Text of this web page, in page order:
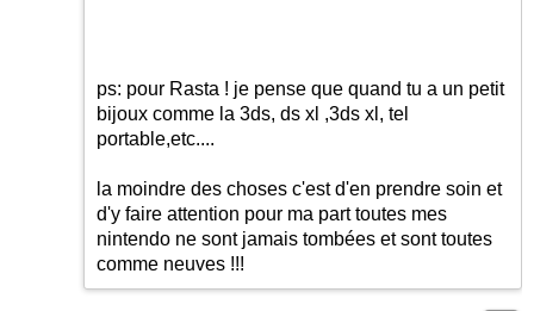
ps: pour Rasta ! je pense que quand tu a un petit
bijoux comme la 3ds, ds xl ,3ds xl, tel
portable,etc....
la moindre des choses c'est d'en prendre soin et
d'y faire attention pour ma part toutes mes
nintendo ne sont jamais tombées et sont toutes
comme neuves !!!